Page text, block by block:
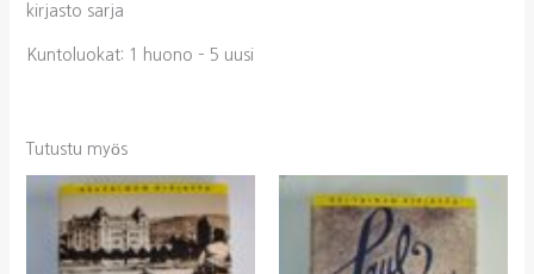
kirjasto sarja
Kuntoluokat: 1 huono – 5 uusi
Tutustu myös